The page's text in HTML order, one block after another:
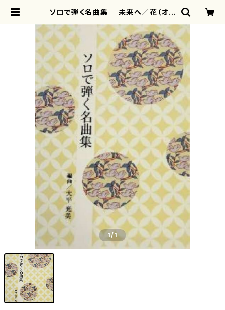
ソロで弾く名曲集 未来へ／花（オレ
編曲/楽譜） | motherearth
1/1